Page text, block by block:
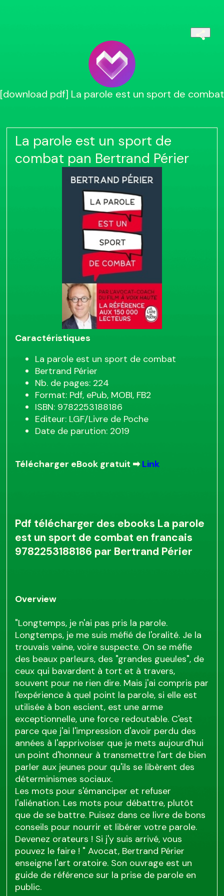
[download pdf] La parole est un sport de combat
La parole est un sport de
combat pan Bertrand Périer
Caractéristiques
La parole est un sport de combat
Bertrand Périer
Nb. de pages: 224
Format: Pdf, ePub, MOBI, FB2
ISBN: 9782253188186
Editeur: LGF/Livre de Poche
Date de parution: 2019
Télécharger eBook gratuit ➡Link
Pdf télécharger des ebooks La parole
est un sport de combat en francais
9782253188186 par Bertrand Périer
Overview
"Longtemps, je n'ai pas pris la parole.
Longtemps, je me suis méfié de l'oralité. Je la
trouvais vaine, voire suspecte. On se méfie
des beaux parleurs, des "grandes gueules", de
ceux qui bavardent à tort et à travers,
souvent pour ne rien dire. Mais j'ai compris par
l'expérience à quel point la parole, si elle est
utilisée à bon escient, est une arme
exceptionnelle, une force redoutable. C'est
parce que j'ai l'impression d'avoir perdu des
années à l'apprivoiser que je mets aujourd'hui
un point d'honneur à transmettre l'art de bien
parler aux jeunes pour qu'ils se libèrent des
déterminismes sociaux.
Les mots pour s'émanciper et refuser
l'aliénation. Les mots pour débattre, plutôt
que de se battre. Puisez dans ce livre de bons
conseils pour nourrir et libérer votre parole.
Devenez orateurs ! Si j'y suis arrivé, vous
pouvez le faire ! " Avocat, Bertrand Périer
enseigne l'art oratoire. Son ouvrage est un
guide de référence sur la prise de parole en
public.